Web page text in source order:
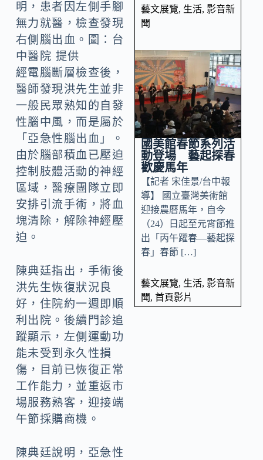
明，患者因左側手腳
無力就醫，檢查發現
右側腦出血。圖：台
中醫院 提供
經電腦斷層檢查後，
醫師發現洪先生並非
一般民眾熟知的自發
性腦中風，而是屬於
「亞急性腦出血」。
由於腦部積血已壓迫
控制肢體活動的神經
區域，醫療團隊立即
安排引流手術，將血
塊清除，解除神經壓
迫。
陳典廷指出，手術後
洪先生恢復狀況良
好，住院約一週即順
利出院。後續門診追
蹤顯示，左側運動功
能未受到永久性損
傷，目前已恢復正常
工作能力，並重返市
場服務熟客，迎接端
午節採購商機。
陳典廷說明，亞急性
藝文展覽, 生活, 影音新
聞
國美館春節系列活
動登場 藝起探春
歡慶馬年
【記者 宋佳景/台中報
導】 國立臺灣美術館
迎接農曆馬年，自今
（24）日起至元宵節推
出「丙午躍春—藝起探
春」春節 […]
藝文展覽, 生活, 影音新
聞, 首頁影片